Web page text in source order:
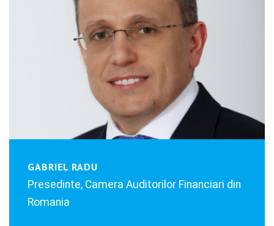
GABRIEL RADU
Presedinte, Camera Auditorilor Financiari din
Romania